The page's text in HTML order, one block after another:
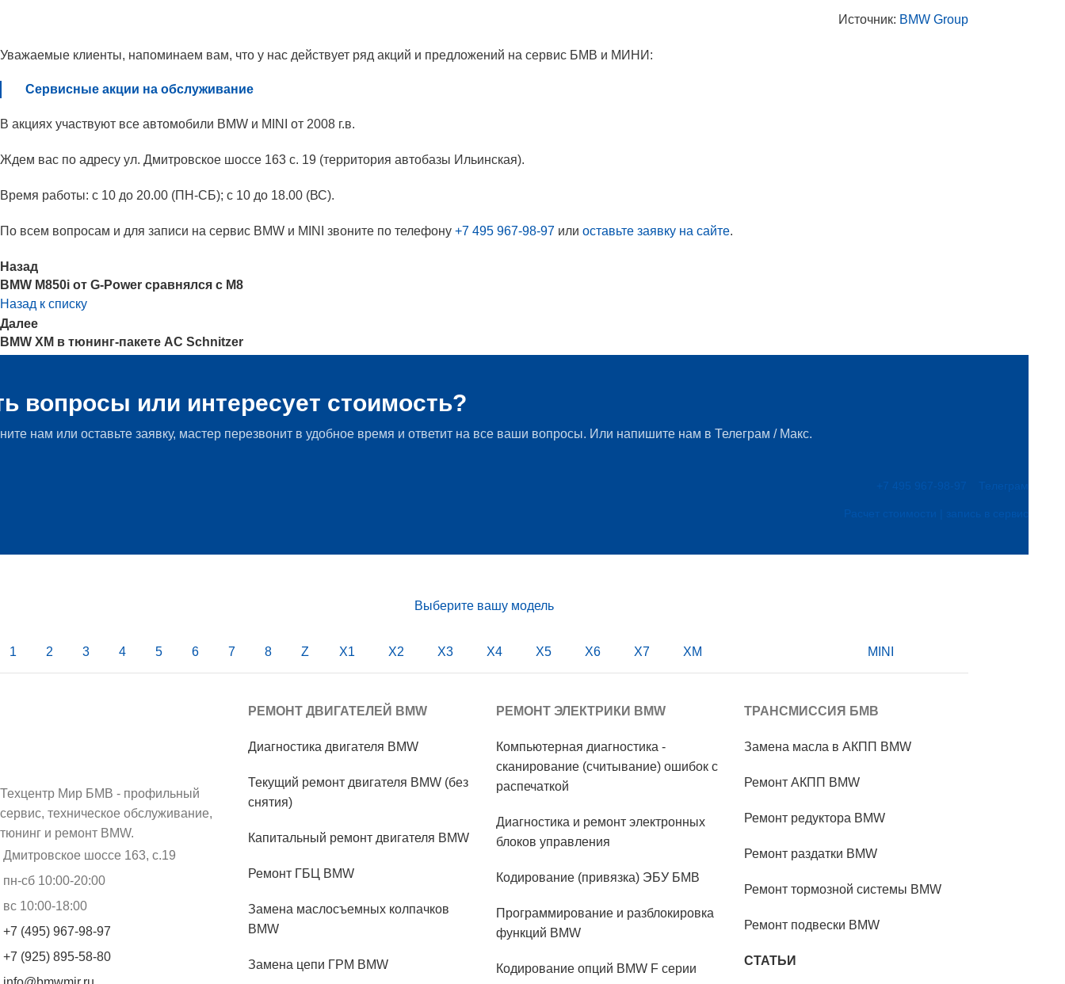
Источник: BMW Group
Уважаемые клиенты, напоминаем вам, что у нас действует ряд акций и предложений на сервис БМВ и МИНИ:
Сервисные акции на обслуживание
В акциях участвуют все автомобили BMW и MINI от 2008 г.в.
Ждем вас по адресу ул. Дмитровское шоссе 163 с. 19 (территория автобазы Ильинская).
Время работы: с 10 до 20.00 (ПН-СБ); с 10 до 18.00 (ВС).
По всем вопросам и для записи на сервис BMW и MINI звоните по телефону +7 495 967-98-97 или оставьте заявку на сайте.
Назад
BMW M850i от G-Power сравнялся с M8
Назад к списку
Далее
BMW XM в тюнинг-пакете AC Schnitzer
вопросы или интересует стоимость?
нам или оставьте заявку, мастер перезвонит в удобное время и ответит на все ваши вопросы. Или напишите нам в Телеграм / Макс.
+7 495 967-98-97 Телеграм
Расчет стоимости | запись в сервис
Выберите вашу модель
1 2 3 4 5 6 7 8 Z X1 X2 X3 X4 X5 X6 X7 XM MINI
Техцентр Мир БМВ - профильный
сервис, техническое обслуживание,
тюнинг и ремонт BMW.
Дмитровское шоссе 163, с.19
пн-сб 10:00-20:00
вс 10:00-18:00
+7 (495) 967-98-97
+7 (925) 895-58-80
РЕМОНТ ДВИГАТЕЛЕЙ BMW
Диагностика двигателя BMW
Текущий ремонт двигателя BMW (без
снятия)
Капитальный ремонт двигателя BMW
Ремонт ГБЦ BMW
Замена маслосъемных колпачков
BMW
Замена цепи ГРМ BMW
РЕМОНТ ЭЛЕКТРИКИ BMW
Компьютерная диагностика -
сканирование (считывание) ошибок с
распечаткой
Диагностика и ремонт электронных
блоков управления
Кодирование (привязка) ЭБУ БМВ
Программирование и разблокировка
функций BMW
Кодирование опций BMW F серии
ТРАНСМИССИЯ БМВ
Замена масла в АКПП BMW
Ремонт АКПП BMW
Ремонт редуктора BMW
Ремонт раздатки BMW
Ремонт тормозной системы BMW
Ремонт подвески BMW
СТАТЬИ